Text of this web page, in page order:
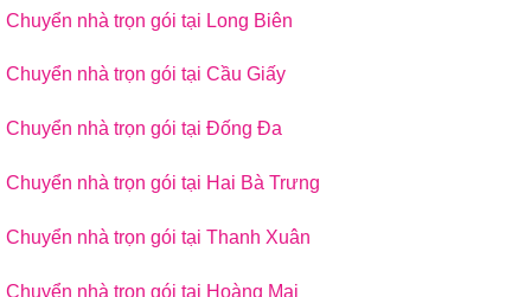
Chuyển nhà trọn gói tại Long Biên
Chuyển nhà trọn gói tại Cầu Giấy
Chuyển nhà trọn gói tại Đống Đa
Chuyển nhà trọn gói tại Hai Bà Trưng
Chuyển nhà trọn gói tại Thanh Xuân
Chuyển nhà trọn gói tại Hoàng Mai